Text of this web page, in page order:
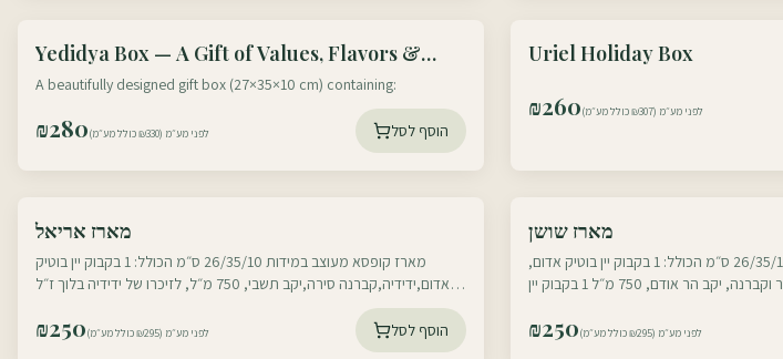
עוטף צפון Yedidya Box — A Gift of Values, Flavors &
Memory
A beautifully designed gift box (27×35×10 cm) containing:
₪280 לפני מע״מ (₪330 כולל מע״מ) הוסף לסל
Uriel Holiday Box
₪260 לפני מע״מ (₪307 כולל מע״מ)
מארז אריאל
מארז קופסא מעוצב במידות 26/35/10 ס״מ הכולל: 1 בקבוק יין בוטיק
אדום,ידידיה,קברנה סירה,יקב תשבי, 750 מ״ל, לזיכרו של ידידיה בלוך ז״ל
₪250 לפני מע״מ (₪295 כולל מע״מ) הוסף לסל
מארז שושן
מארז קופסא מעוצב במידות 26/35/10 ס״מ הכולל: 1 בקבוק יין בוטיק אדום,
מסדרת וולקני, מרלו/ גמאי נואר וקברנה, יקב הר אודם, 750 מ״ל 1 בקבוק יין
₪250 לפני מע״מ (₪295 כולל מע״מ)